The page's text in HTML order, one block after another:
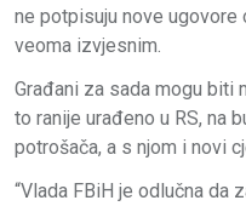
ne potpisuju nove
veoma izvjesnim.
Građani za sada mogu biti
to ranije urađeno u RS, na
potrošača, a s njom i novi
“Vlada FBiH je odlučna